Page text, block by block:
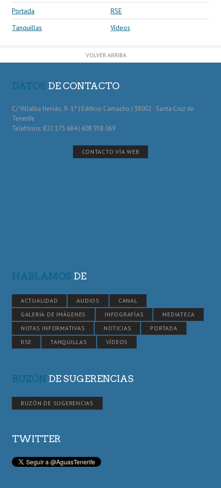
Portada
RSE
Tanquillas
Vídeos
VOLVER ARRIBA
DATOS DE CONTACTO
C/ Villalba Hervás, 9 -1º | Edificio Camacho | 38002 · Santa Cruz de
Tenerife
Telefónos: 822 175 684 | 608 958 069
CONTACTO VÍA WEB
HABLAMOS DE
ACTUALIDAD AUDIOS
CANAL
GALERÍA DE IMÁGENES
INFOGRAFÍAS
MEDIATECA
NOTAS INFORMATIVAS
NOTICIAS
PORTADA
RSE
TANQUILLAS VÍDEOS
BUZÓN DE SUGERENCIAS
BUZÓN DE SUGERENCIAS
TWITTER